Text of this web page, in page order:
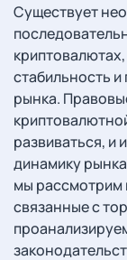
Существует
стабильность
рынка.
развиваться, и
динамику
мы рассмотрим
связанные с